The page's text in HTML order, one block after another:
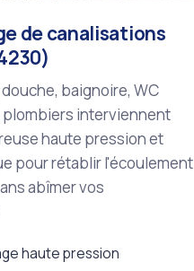
de canalisations
baignoire, WC
interviennent
haute pression et
pour rétablir l'écoulement
abîmer vos
haute pression